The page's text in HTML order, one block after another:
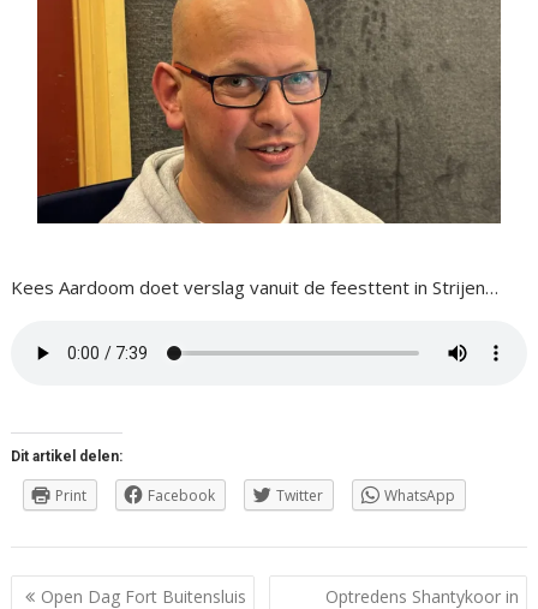
Kees Aardoom doet verslag vanuit de feesttent in Strijen…
Dit artikel delen:
Print Facebook Twitter WhatsApp
Berichtnavigatie
Open Dag Fort Buitensluis
Optredens Shantykoor in